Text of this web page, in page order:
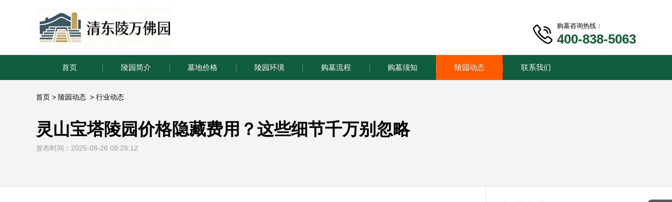
购墓咨询热线：
400-838-5063
首页 陵园简介 墓地价格 陵园环境 购墓流程 购墓须知 陵园动态 联系我们
首页 > 陵园动态 > 行业动态
灵山宝塔陵园价格隐藏费用？这些细节千万别忽略
发布时间：2025-08-26 09:28:12